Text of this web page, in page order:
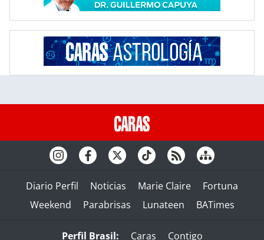
Diario Perfil Noticias Marie Claire
Fortuna
Weekend
Parabrisas Lunateen BATimes
Perfil Brasil: Caras Contigo